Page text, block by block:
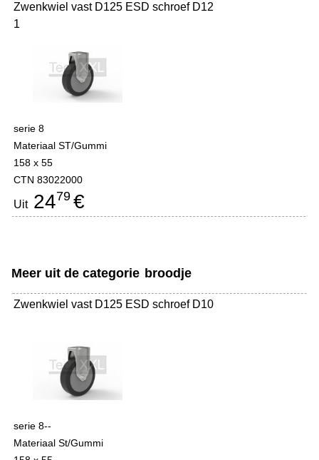
Zwenkwiel vast D125 ESD schroef D12
1
serie 8
Materiaal ST/Gummi
158 x 55
CTN 83022000
Uit2479 €
Meer uit de categorie broodje
Zwenkwiel vast D125 ESD schroef D10
serie 8--
Materiaal St/Gummi